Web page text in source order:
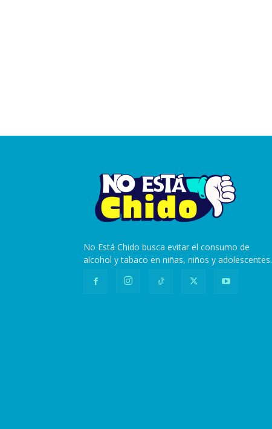
No Está Chido busca evitar el consumo de
alcohol y tabaco en niñas, niños y adolescentes.